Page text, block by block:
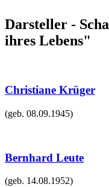
Darsteller -
ihres Lebens"
Christiane Krüger
(geb. 08.09.1945)
Bernhard Leute
(geb. 14.08.1952)